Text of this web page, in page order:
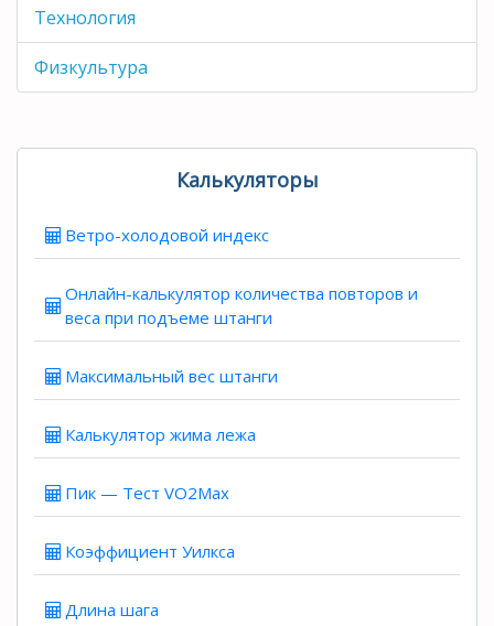
Технология
Физкультура
Калькуляторы
Ветро-холодовой индекс
Онлайн-калькулятор количества повторов и
веса при подъеме штанги
Максимальный вес штанги
Калькулятор жима лежа
Пик — Тест VO2Max
Коэффициент Уилкса
Длина шага